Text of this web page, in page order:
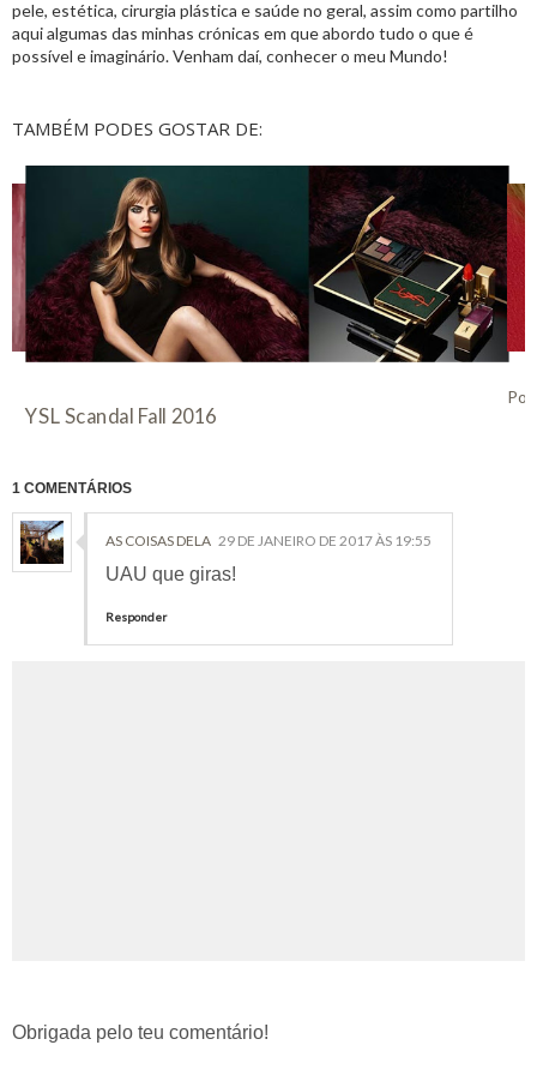
pele, estética, cirurgia plástica e saúde no geral, assim como partilho
aqui algumas das minhas crónicas em que abordo tudo o que é
possível e imaginário. Venham daí, conhecer o meu Mundo!
TAMBÉM PODES GOSTAR DE:
YSL Scandal Fall 2016
1 COMENTÁRIOS
AS COISAS DELA 29 DE JANEIRO DE 2017 ÀS 19:55
UAU que giras!
Responder
Obrigada pelo teu comentário!